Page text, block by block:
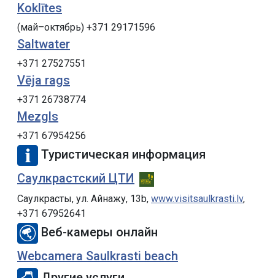
Koklītes
(май–октябрь) +371 29171596
Saltwater
+371 27527551
Vēja rags
+371 26738774
Mezgls
+371 67954256
Туристическая информация
Саулкрастский ЦТИ
Саулкрасты, ул. Айнажу, 13b, www.visitsaulkrasti.lv,
+371 67952641
Веб-камеры онлайн
Webcamera Saulkrasti beach